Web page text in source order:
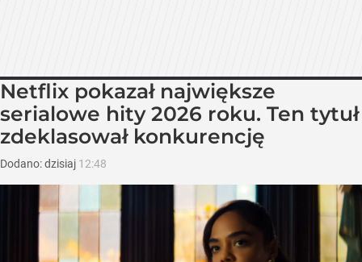
Netflix pokazał największe
serialowe hity 2026 roku. Ten tytuł
zdeklasował konkurencję
Dodano:dzisiaj 12:48